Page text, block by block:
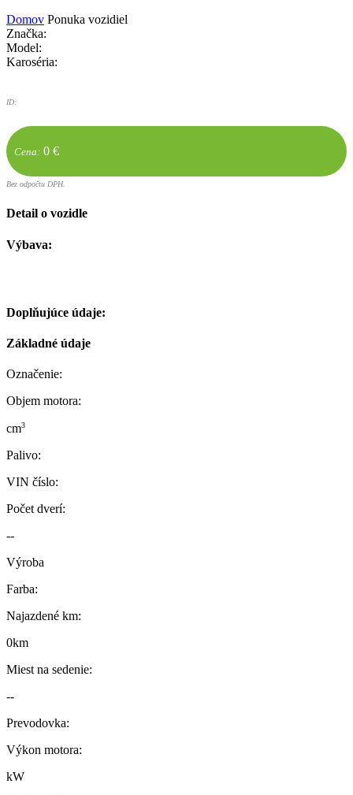
Domov Ponuka vozidiel
Značka:
Model:
Karoséria:
ID:
Cena: 0 €
Bez odpočtu DPH.
Detail o vozidle
Výbava:
Doplňujúce údaje:
Základné údaje
Označenie:
Objem motora:
cm3
Palivo:
VIN číslo:
Počet dverí:
--
Výroba
Farba:
Najazdené km:
0km
Miest na sedenie:
--
Prevodovka:
Výkon motora:
kW